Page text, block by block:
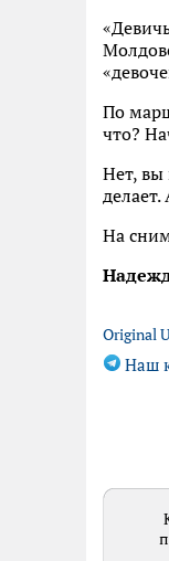
По
что?
Нет, вы
На
Original
Наш